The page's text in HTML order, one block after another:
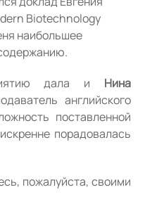
Biotechnology
наибольшее
дала и Нина
английского
поставленной
порадовалась
пожалуйста, своими